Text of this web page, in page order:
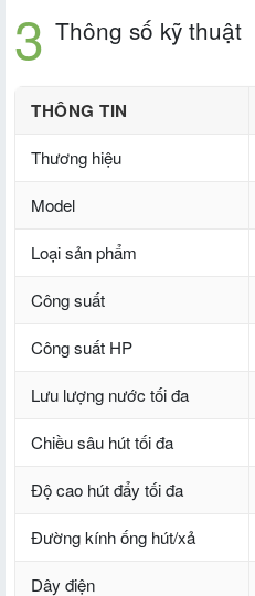
Thông số kỹ thuật
THÔNG TIN
Thương hiệu
Model
Loại sản phẩm
Công suất
Công suất HP
Lưu lượng nước tối đa
Chiều sâu hút tối đa
Độ cao hút đẩy tối đa
Đường kính ống hút/xả
Dây điện